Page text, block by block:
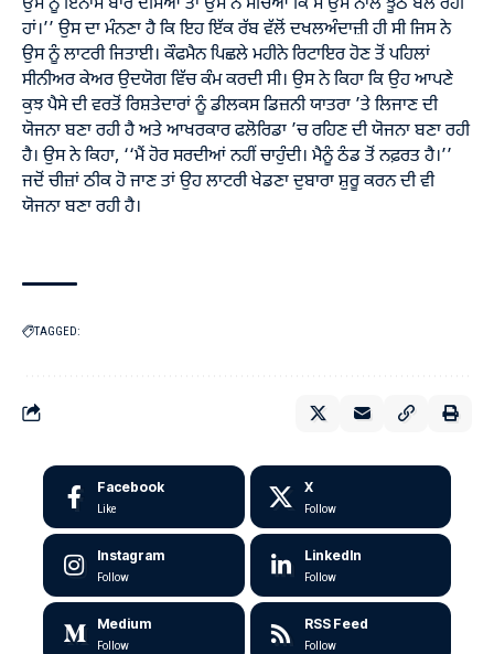
ਉਸ ਨੂੰ ਇਨਾਮ ਬਾਰੇ ਦੱਸਿਆ ਤਾਂ ਉਸ ਨੇ ਸੋਚਿਆ ਕਿ ਮੈਂ ਉਸ ਨਾਲ ਝੂਠ ਬੋਲ ਰਹੀ
ਹਾਂ।’’ ਉਸ ਦਾ ਮੰਨਣਾ ਹੈ ਕਿ ਇਹ ਇੱਕ ਰੱਬ ਵੱਲੋਂ ਦਖਲਅੰਦਾਜ਼ੀ ਹੀ ਸੀ ਜਿਸ ਨੇ
ਉਸ ਨੂੰ ਲਾਟਰੀ ਜਿਤਾਈ। ਕੌਫਮੈਨ ਪਿਛਲੇ ਮਹੀਨੇ ਰਿਟਾਇਰ ਹੋਣ ਤੋਂ ਪਹਿਲਾਂ
ਸੀਨੀਅਰ ਕੇਅਰ ਉਦਯੋਗ ਵਿੱਚ ਕੰਮ ਕਰਦੀ ਸੀ। ਉਸ ਨੇ ਕਿਹਾ ਕਿ ਉਹ ਆਪਣੇ
ਕੁਝ ਪੈਸੇ ਦੀ ਵਰਤੋਂ ਰਿਸ਼ਤੇਦਾਰਾਂ ਨੂੰ ਡੀਲਕਸ ਡਿਜ਼ਨੀ ਯਾਤਰਾ ’ਤੇ ਲਿਜਾਣ ਦੀ
ਯੋਜਨਾ ਬਣਾ ਰਹੀ ਹੈ ਅਤੇ ਆਖਰਕਾਰ ਫਲੋਰਿਡਾ ’ਚ ਰਹਿਣ ਦੀ ਯੋਜਨਾ ਬਣਾ ਰਹੀ
ਹੈ। ਉਸ ਨੇ ਕਿਹਾ, ‘‘ਮੈਂ ਹੋਰ ਸਰਦੀਆਂ ਨਹੀਂ ਚਾਹੁੰਦੀ। ਮੈਨੂੰ ਠੰਡ ਤੋਂ ਨਫ਼ਰਤ ਹੈ।’’
ਜਦੋਂ ਚੀਜ਼ਾਂ ਠੀਕ ਹੋ ਜਾਣ ਤਾਂ ਉਹ ਲਾਟਰੀ ਖੇਡਣਾ ਦੁਬਾਰਾ ਸ਼ੁਰੂ ਕਰਨ ਦੀ ਵੀ
ਯੋਜਨਾ ਬਣਾ ਰਹੀ ਹੈ।
TAGGED:
Facebook
Like
X
Follow
Instagram
Follow
LinkedIn
Follow
Medium
Follow
RSS Feed
Follow